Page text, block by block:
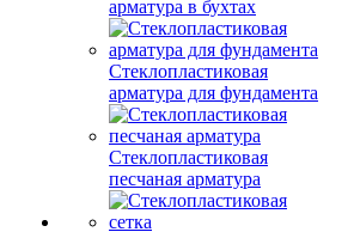
арматура в бухтах
Стеклопластиковая
арматура для фундамента
Стеклопластиковая
песчаная арматура